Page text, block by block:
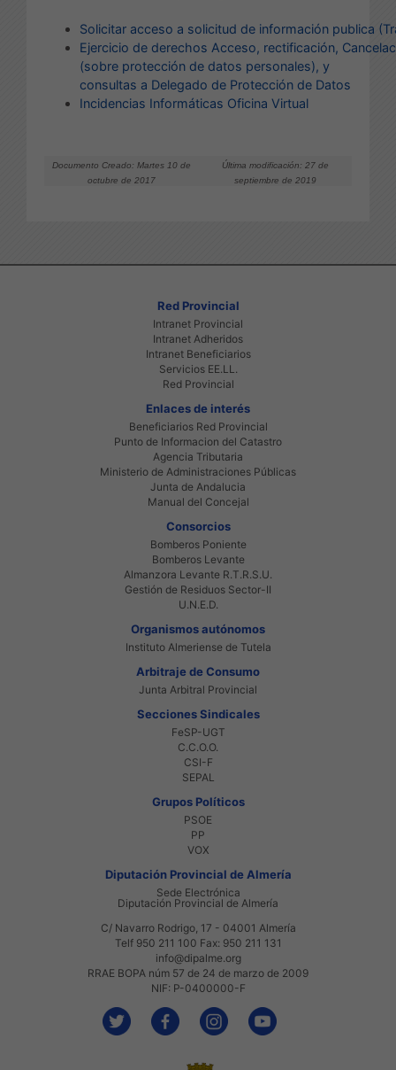
Solicitar acceso a solicitud de información publica
Ejercicio de derechos Acceso, rectificación,
(sobre protección de datos personales), y
consultas a Delegado de Protección de Datos
Incidencias Informáticas Oficina Virtual
Documento Creado: Martes 10 de
octubre de 2017
Última modificación: 27 de
septiembre de 2019
Red Provincial
Intranet Provincial
Intranet Adheridos
Intranet Beneficiarios
Servicios EE.LL.
Red Provincial
Enlaces de interés
Beneficiarios Red Provincial
Punto de Informacion del Catastro
Agencia Tributaria
Ministerio de Administraciones Públicas
Junta de Andalucia
Manual del Concejal
Consorcios
Bomberos Poniente
Bomberos Levante
Almanzora Levante R.T.R.S.U.
Gestión de Residuos Sector-II
U.N.E.D.
Organismos autónomos
Instituto Almeriense de Tutela
Arbitraje de Consumo
Junta Arbitral Provincial
Secciones Sindicales
FeSP-UGT
C.C.O.O.
CSI-F
SEPAL
Grupos Políticos
PSOE
PP
VOX
Diputación Provincial de Almería
Sede Electrónica
Diputación Provincial de Almería
C/ Navarro Rodrigo, 17 - 04001 Almería
Telf 950 211 100 Fax: 950 211 131
info@dipalme.org
RRAE BOPA núm 57 de 24 de marzo de 2009
NIF: P-0400000-F